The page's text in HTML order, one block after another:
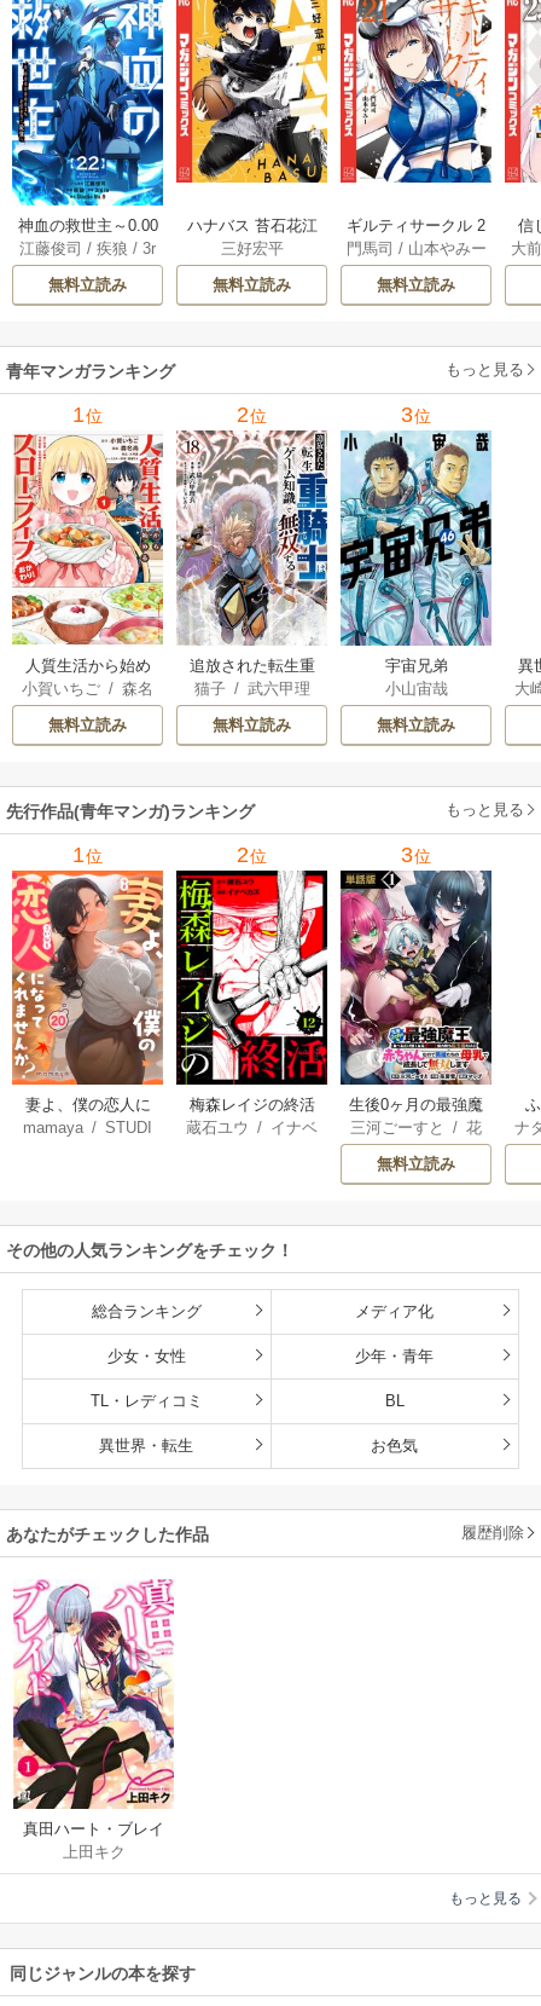
神血の救世主～0.00
000001％を引き当
て最強へ～【電子
書籍特典付】 22巻
江藤俊司 /疾狼 /3r
Studio No.9
無料立読み
ハナバス 苔石花江
のバスケ論 7巻
三好宏平
無料立読み
ギルティサークル 2
1巻
門馬司 / 山本やみー
無料立読み
信
に
の
れ
メ
大
青年マンガランキング もっと見る
1位
人質生活から始め
るスローライフ
小賀いちご /森名
尚
無料立読み
2位
追放された転生重
騎士はゲーム知識
で無双する
猫子/ 武六甲理
衣/じゃいあん
無料立読み
3位
宇宙兄弟
小山宙哉
無料立読み
異
は
大
Ａ
先行作品(青年マンガ)ランキング もっと見る
1位
妻よ、僕の恋人に
なってくれません
mamaya/STUDI
2位
梅森レイジの終活
蔵石ユウ / イナベ
3位
生後0ヶ月の最強魔
王 食べるだけ強
くなるチート能力
持ち転生者だけど
雄たちの母乳で成
三河ごーすと /花
房雪/ マップ
無料立読み
ナ
その他の人気ランキングをチェック！
総合ランキング メディア化
少女・女性 少年・青年
TL・レディコミ BL
異世界・転生 お色気
あなたがチェックした作品 履歴削除
真田ハート・ブレイ
ド
上田キク
もっと見る
同じジャンルの本を探す